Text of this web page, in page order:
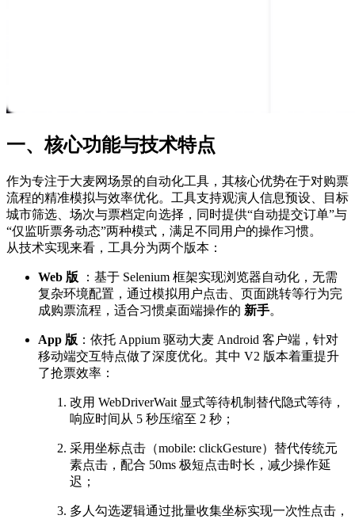
一、核心功能与技术特点
作为专注于大麦网场景的自动化工具，其核心优势在于对购票
流程的精准模拟与效率优化。工具支持观演人信息预设、目标
城市筛选、场次与票档定向选择，同时提供“自动提交订单”与
“仅监听票务动态”两种模式，满足不同用户的操作习惯。
从技术实现来看，工具分为两个版本：
Web 版
：基于 Selenium 框架实现浏览器自动化，无需
复杂环境配置，通过模拟用户点击、页面跳转等行为完
成购票流程，适合习惯桌面端操作的 新手。
App 版 ：依托 Appium 驱动大麦 Android 客户端，针对
移动端交互特点做了深度优化。其中 V2 版本着重提升
了抢票效率：
改用 WebDriverWait 显式等待机制替代隐式等待，
响应时间从 5 秒压缩至 2 秒；
采用坐标点击（mobile: clickGesture）替代传统元
素点击，配合 50ms 极短点击时长，减少操作延
迟；
多人勾选逻辑通过批量收集坐标实现一次性点击，